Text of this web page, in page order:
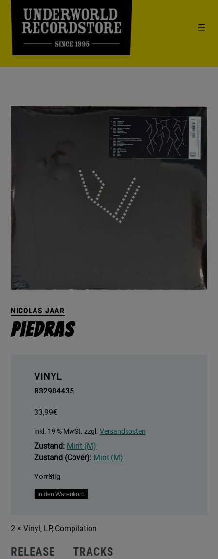
NICOLAS JAAR
Piedras
VINYL
R32904435
33,99€
inkl. 19 % MwSt. zzgl.Versandkosten
Zustand: Mint (M)
Zustand (Cover): Mint (M)
Vorrätig
Piedras
In den Warenkorb
2 × Vinyl, LP, Compilation
RELEASE
TRACKS